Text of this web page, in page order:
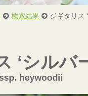
検索結果 ジギタリス
‘シルバ
heywoodii